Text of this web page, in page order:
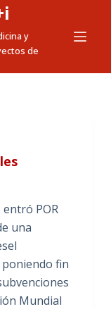
y
de
entró POR
una
poniendo fin
Mundial